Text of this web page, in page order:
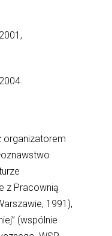
organizatorem
z Pracownią
1991),
(wspólnie